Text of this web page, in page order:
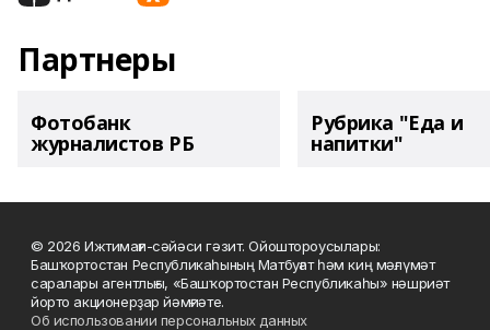
Партнеры
Фотобанк
журналистов РБ
Рубрика "Еда и
напитки"
© 2026 Ижтимағи-сәйәси гәзит. Ойоштороусылары:
Башҡортостан Республикаһының Матбуғат һәм киң мәғлүмәт
саралары агентлығы, «Башҡортостан Республикаһы» нәшриәт
йорто акционерҙар йәмғиәте.
Об использовании персональных данных